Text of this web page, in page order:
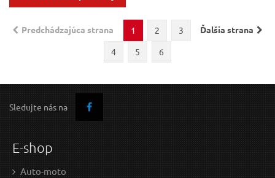
Predchádzajúca strana Ďalšia strana
1 2
3
4
5 6
Sledujte nás na
E-shop
Auto-moto